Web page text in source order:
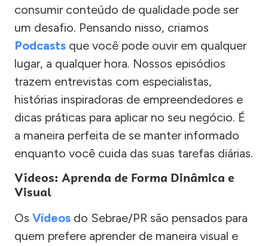
consumir conteúdo de qualidade pode ser
um desafio. Pensando nisso, criamos
Podcasts que você pode ouvir em qualquer
lugar, a qualquer hora. Nossos episódios
trazem entrevistas com especialistas,
histórias inspiradoras de empreendedores e
dicas práticas para aplicar no seu negócio. É
a maneira perfeita de se manter informado
enquanto você cuida das suas tarefas diárias.
Vídeos: Aprenda de Forma Dinâmica e
Visual
Os Vídeos do Sebrae/PR são pensados para
quem prefere aprender de maneira visual e